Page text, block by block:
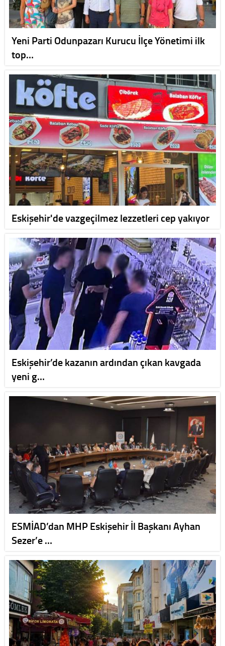
Yeni Parti Odunpazarı Kurucu İlçe Yönetimi ilk
top…
Eskişehir'de vazgeçilmez lezzetleri cep yakıyor
Eskişehir’de kazanın ardından çıkan kavgada
yeni g…
ESMİAD’dan MHP Eskişehir İl Başkanı Ayhan
Sezer’e …